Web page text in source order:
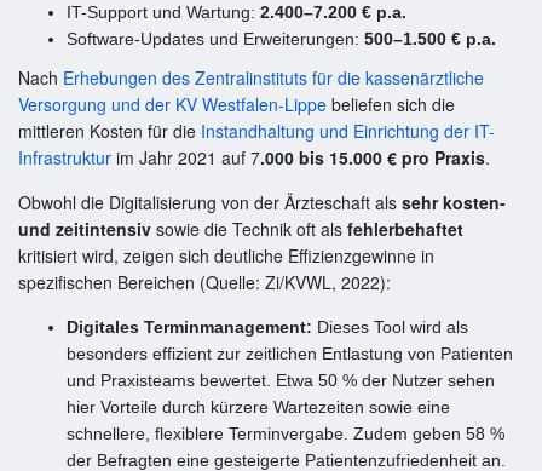
IT-Support und Wartung: 2.400–7.200 € p.a.
Software-Updates und Erweiterungen: 500–1.500 € p.a.
Nach Erhebungen des Zentralinstituts für die kassenärztliche
Versorgung und der KV Westfalen-Lippe beliefen sich die
mittleren Kosten für die Instandhaltung und Einrichtung der IT-
Infrastruktur im Jahr 2021 auf 7.000 bis 15.000 € pro Praxis.
Obwohl die Digitalisierung von der Ärzteschaft als sehr kosten-
und zeitintensiv sowie die Technik oft als fehlerbehaftet
kritisiert wird, zeigen sich deutliche Effizienzgewinne in
spezifischen Bereichen (Quelle: Zi/KVWL, 2022):
Digitales Terminmanagement: Dieses Tool wird als
besonders effizient zur zeitlichen Entlastung von Patienten
und Praxisteams bewertet. Etwa 50 % der Nutzer sehen
hier Vorteile durch kürzere Wartezeiten sowie eine
schnellere, flexiblere Terminvergabe. Zudem geben 58 %
der Befragten eine gesteigerte Patientenzufriedenheit an.